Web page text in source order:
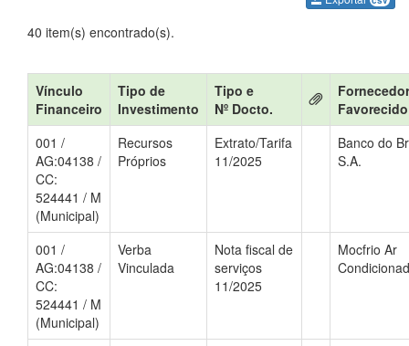
40 item(s) encontrado(s).
Vínculo
Financeiro
Tipo de
Investimento
Tipo e
Nº Docto.
Favorecido
001 /
AG:04138 /
CC:
524441 / M
(Municipal)
Recursos
Próprios
Extrato/Tarifa
11/2025
Banco do
S.A.
001 /
AG:04138 /
CC:
524441 / M
(Municipal)
Verba
Vinculada
Nota fiscal de
serviços
11/2025
Mocfrio Ar